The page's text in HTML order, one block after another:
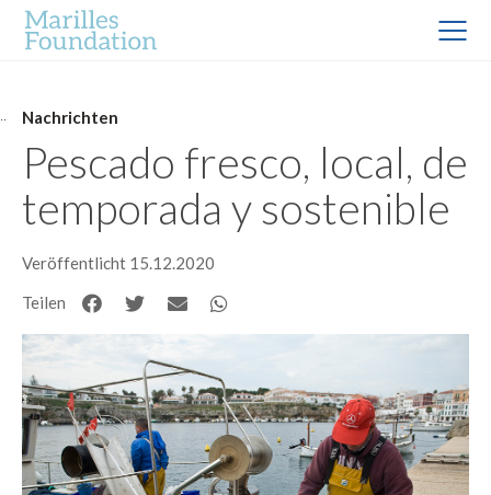
Nachrichten
Pescado fresco, local, de
temporada y sostenible
Veröffentlicht 15.12.2020
Teilen